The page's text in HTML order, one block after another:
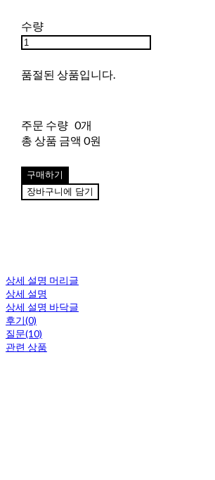
수량
품절된 상품입니다.
주문 수량 0개
총 상품 금액 0원
구매하기
장바구니에 담기
상세 설명 머리글
상세 설명
상세 설명 바닥글
후기(0)
질문(10)
관련 상품